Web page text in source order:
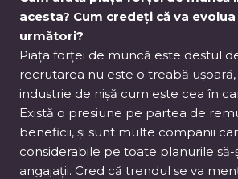
acesta? Cum credeți că va evolua
următori?
Piața forței de muncă este destul
recrutarea nu este o treabă
industrie de nișă cum este cea în
Există o presiune pe partea de
beneficii, și sunt multe companii
considerabile pe toate planurile să-
angajații. Cred că trendul se va